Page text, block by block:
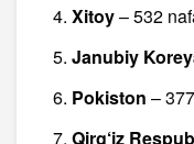
Xitoy– 532
Janubiy
Pokiston –
Qirg‘iz